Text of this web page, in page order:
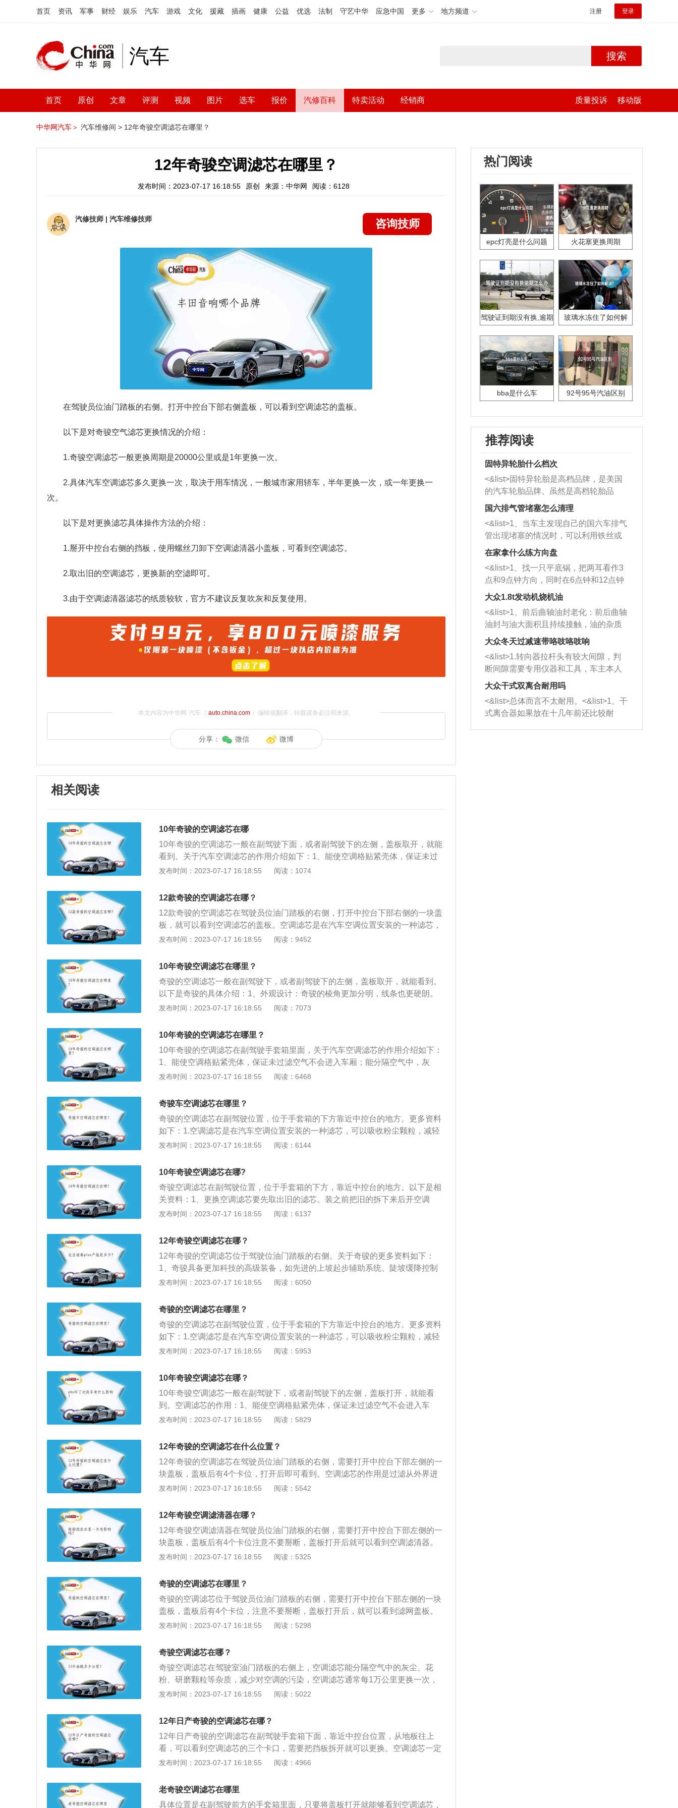
首页 资讯 军事 财经 娱乐 汽车 游戏 文化 援藏 插画 健康 公益 优选 法制 守艺中华 应急中国 更多 地方频道 注册 登录
汽车 搜索
首页 原创 文章 评测 视频 图片 选车 报价 汽修百科 特卖活动 经销商 质量投诉 移动版
中华网汽车＞ 汽车维修间 > 12年奇骏空调滤芯在哪里？
12年奇骏空调滤芯在哪里？
发布时间：2023-07-17 16:18:55 原创 来源：中华网 阅读：6128
汽修技师 | 汽车维修技师 咨询技师
在驾驶员位油门踏板的右侧。打开中控台下部右侧盖板，可以看到空调滤芯的盖板。
以下是对奇骏空气滤芯更换情况的介绍：
1.奇骏空调滤芯一般更换周期是20000公里或是1年更换一次。
2.具体汽车空调滤芯多久更换一次，取决于用车情况，一般城市家用轿车，半年更换一次，或一年更换一
次。
以下是对更换滤芯具体操作方法的介绍：
1.掰开中控台右侧的挡板，使用螺丝刀卸下空调滤清器小盖板，可看到空调滤芯。
2.取出旧的空调滤芯，更换新的空滤即可。
3.由于空调滤清器滤芯的纸质较软，官方不建议反复吹灰和反复使用。
本文内容为中华网·汽车（ auto.china.com）编辑或翻译，转载请务必注明来源。
分享： 微信 微博
相关阅读
10年奇骏的空调滤芯在哪
10年奇骏的空调滤芯一般在副驾驶下面，或者副驾驶下的左侧，盖板取开，就能
看到。关于汽车空调滤芯的作用介绍如下：1、能使空调格贴紧壳体，保证未过
滤空气不会进入车厢；能分隔空气中，灰尘、花粉、研磨颗粒等固体杂质；能吸
的吸附水份。2、能使汽车玻璃不会蒙上水蒸气、使司乘人员视线清晰，行车安
强效杀菌除臭。3、能保证驾乘室空气清洁而不滋生细菌，创造健康环境；能有
效分隔空气中，灰尘、芯粉、研磨颗粒等固体杂质；能有效拦截花粉，保证司乘
人员不会影响行车安全。
发布时间：2023-07-17 16:18:55 阅读：1074
12款奇骏的空调滤芯在哪？
12款奇骏的空调滤芯在驾驶员位油门踏板的右侧，打开中控台下部右侧的一块盖
板，就可以看到空调滤芯的盖板。空调滤芯是在汽车空调位置安装的一种滤芯，
可以吸收粉尘颗粒，减轻呼吸道疼痛，减少对过敏者的刺激，保护空调冷却系
m、1685mm，轴距为2630mm。配置方面，该车搭载了AVM全景式监控影像系
时辅助驾驶员安心驾驶的功能。
发布时间：2023-07-17 16:18:55 阅读：9452
10年奇骏空调滤芯在哪里？
奇骏的空调滤芯一般在副驾驶下，或者副驾驶下的左侧，盖板取开，就能看到。
以下是奇骏的具体介绍：1、外观设计：奇骏的棱角更加分明，线条也更硬朗。
采用了最新家族式前脸造型设计，前进气格栅与大灯的一体式设计整体感极强，
条也十分犀利，整个车头看起来霸气十足。2、内饰方面：、奇骏整体看上去也
感。
发布时间：2023-07-17 16:18:55 阅读：7073
10年奇骏的空调滤芯在哪里？
10年奇骏的空调滤芯在副驾驶手套箱里面，关于汽车空调滤芯的作用介绍如下：
1、能使空调格贴紧壳体，保证未过滤空气不会进入车厢；能分隔空气中，灰
尘、花粉、研磨颗粒等固体杂质；能吸附空气中，水份、煤烟、臭氧、异味、碳
水蒸气、使司乘人员视线清晰，行车安全；能给驾乘室提供新鲜空气，避免驾乘
洁而不滋生细菌，创造健康环境；能有效分隔空气中，灰尘、芯粉、研磨颗粒等
固体杂质；能有效拦截花粉，保证司乘人员不会过敏反应而影响行车安全。
发布时间：2023-07-17 16:18:55 阅读：6468
奇骏车空调滤芯在哪里？
奇骏的空调滤芯在副驾驶位置，位于手套箱的下方靠近中控台的地方。更多资料
如下：1.空调滤芯是在汽车空调位置安装的一种滤芯，可以吸收粉尘颗粒，减轻
呼吸道疼痛，减少对过敏者的刺激，保护空调冷却系统。2.奇骏是东风日产推出
车从头灯到尾灯贯穿车身的腰线，给人一种流畅的质感。整车内外部接缝均匀，
感与优雅感兼具。
发布时间：2023-07-17 16:18:55 阅读：6144
10年奇骏空调滤芯在哪?
奇骏空调滤芯在副驾驶位置，位于手套箱的下方，靠近中控台的地方。以下是相
关资料：1、更换空调滤芯要先取出旧的滤芯。装之前把旧的拆下来后开空调
冷、热大风各吹3分钟，然后将新买的装上去，黑色带活性炭的那面靠近驾驶
口附近，也就是鼓风机后方，是用于过滤室内或室外的进气质量。而对于空气滤
发动机空气滤芯更换周期是根据空气质量和公里数进行更换，而对于空调滤芯更
换周期则是一年或2万公里。
发布时间：2023-07-17 16:18:55 阅读：6137
12年奇骏空调滤芯在哪？
12年奇骏的空调滤芯位于驾驶位油门踏板的右侧。关于奇骏的更多资料如下：
1、奇骏具备更加科技的高级装备，如先进的上坡起步辅助系统、陡坡缓降控制
系统、电子制动差速锁(B-LSD)以及偏航瞬时控制系统、车身动态平衡系统(VD
第一代车型使用的连杆支柱结构，操控性有了明显的提升。
发布时间：2023-07-17 16:18:55 阅读：6050
奇骏的空调滤芯在哪里？
奇骏的空调滤芯在副驾驶位置，位于手套箱的下方靠近中控台的地方。更多资料
如下：1.空调滤芯是在汽车空调位置安装的一种滤芯，可以吸收粉尘颗粒，减轻
呼吸道疼痛，减少对过敏者的刺激，保护空调冷却系统。2.奇骏是东风日产推出
车从头灯到尾灯贯穿车身的腰线，给人一种流畅的质感。整车内外部接缝均匀，
感与优雅感兼具。
发布时间：2023-07-17 16:18:55 阅读：5953
10年奇骏空调滤芯在哪？
10年奇骏空调滤芯一般在副驾驶下，或者副驾驶下的左侧，盖板打开，就能看
到。空调滤芯的作用：1、能使空调格贴紧壳体，保证未过滤空气不会进入车
厢；2、能分隔空气中灰尘、花粉、研磨颗粒等固体杂质；3、能吸附空气中水
前脸造型设计，前进气格栅与大灯的一体式设计整体感极强，保险杠的线条更为
锋利，整体感极强。10年奇骏的雾灯采用了方形雾灯，且四周的线条也十分犀
利，整个车头看起来霸气十足。动力方面，10年奇骏共有两款动力可选，分别是
2.0L和2.5L发动机的动力系统，其中2.0L发动机最大功率154马力，最大扭矩204
牛米，匹配CVT变速箱。
发布时间：2023-07-17 16:18:55 阅读：5829
12年奇骏的空调滤芯在什么位置？
12年奇骏的空调滤芯在驾驶员位油门踏板的右侧，需要打开中控台下部左侧的一
块盖板，盖板后有4个卡位，打开后即可看到。空调滤芯的作用是过滤从外界进
入车厢内部的空气，使空气的洁净度提高，给车内乘用人员良好的空气环境，保
宽高分别为4675mm、1820mm、1722mm，轴距是2706mm。该车搭载了2.0l自
发布时间：2023-07-17 16:18:55 阅读：5542
12年奇骏空调滤清器在哪？
12年奇骏空调滤清器在驾驶员位油门踏板的右侧，需要打开中控台下部左侧的一
块盖板，盖板后有4个卡位注意不要掰断，盖板打开后就可以看到空调滤清器。
空调滤清器俗称花粉滤清器，作用是过滤从外界进入车厢内部的空气使空气的洁
面，这款车的长宽高分别为4675mm、1820mm、1722mm，轴距是2706mm。2
194牛米。
发布时间：2023-07-17 16:18:55 阅读：5325
奇骏的空调滤芯在哪里？
奇骏的空调滤芯位于驾驶员位油门踏板的右侧，需要打开中控台下部左侧的一块
盖板，盖板后有4个卡位，注意不要掰断，盖板打开后，就可以看到滤网盖板。
车身尺寸方面，奇骏的长宽高分别为4675毫米、1820毫米、1722毫米，轴距为2
遥控钥匙系统、智能语音导航系统、ascd定速巡航系统、倒车影像、侧可视系
器等先进技术。
发布时间：2023-07-17 16:18:55 阅读：5298
奇骏空调滤芯在哪？
奇骏空调滤芯在驾驶室油门踏板的右侧上，空调滤芯能分隔空气中的灰尘、花
粉、研磨颗粒等杂质，减少对空调的污染，空调滤芯通常每1万公里更换一次，
经常行驶乡间道路的建议一年更换两次，空调滤芯使用一段时间后，滤芯内的活
别为4675mm、1820mm、1722mm。配置方面，这款车配备了智能遥控钥匙系
发布时间：2023-07-17 16:18:55 阅读：5022
12年日产奇骏的空调滤芯在哪？
12年日产奇骏的空调滤芯在副驾驶手套箱下面，靠近中控台位置，从地板往上
看，可以看到空调滤芯的三个卡口，需要把挡板拆开就可以更换。空调滤芯一定
要定期更换，而且更换时要对空调系统进行清洗消毒，否则使用时间长了很滋生
凑型suv，符合一辆b级车的标准。12年日产奇骏的长度4675毫米、宽度1820毫
发布时间：2023-07-17 16:18:55 阅读：4966
老奇骏空调滤芯在哪里
具体位置是在副驾驶前方的手套箱里面，只要将盖板打开就能够看到空调滤芯，
热门阅读
epc灯亮是什么问题 火花塞更换周期
驾驶证到期没有换,逾期
玻璃水冻住了如何解
bba是什么车 92号95号汽油区别
推荐阅读
固特异轮胎什么档次
<&list>固特异轮胎是高档品牌，是美国
的汽车轮胎品牌。虽然是高档轮胎品
牌，但是中高低端的轮胎都有生产，这
也是为了更好的开拓市场。
国六排气管堵塞怎么清理
<&list>1、当车主发现自己的国六车排气
管出现堵塞的情况时，可以利用铁丝或
者是细棍，直接将杂物给取出来，如果
堵塞情况比较严重，也可以采取应急措
施。 <&list>2、直接利用木棍将所有的
杂物推到排气管里面的位置处，然后将
三元催化器拆解开，就可以将堵塞的东
西取出来。但如果是因为积碳过多引起
的堵塞，就需要将三元催化器泡在草酸
洗剂对堵塞的情况得到解决，将清洗剂
放在燃油箱中，与燃油混合后，车辆启
动时，就可以和汽油一起进入到燃烧
室，最后形成废气排出，就可以让三元
催化器得到清洗，排气管堵塞的情况就
能够得到解决。
在家拿什么练方向盘
<&list>1、找一只平底锅，把两耳看作3
点和9点钟方向，同时在6点钟和12点钟
方向做一个标记。 <&list>2、双手握住
一圈半的练习，往右同样也要打相同的
圈数。 <&list>3、最后强调要反复练
习，这样就可以形成肌肉记忆，在真实
驾驶车辆时，不需要记忆也能打好方
向。
大众1.8t发动机烧机油
<&list>1、前后曲轴油封老化：前后曲轴
油封与油大面积且持续接触，油的杂质
和发动机内持续温度变化使其密封效果
逐渐减弱，导致渗油或漏油。<&list>2、
活塞间隙过大：积碳会使活塞环与缸体
的间隙扩大，导致机油流入燃烧室中，
造成烧机油。<&list>3、机油粘度。使用
机油粘度过小的话，同样会有烧机油现
象，机油粘度过小具有很好的流动性，
大众冬天过减速带咯吱咯吱响
<&list>1.转向器拉杆头有较大间隙，判
断间隙需要专用仪器和工具，车主本人
无法制作，需要将车辆送到修理厂或4s
店；<&list>2.车辆半轴套管防尘罩破
裂，破裂后会出现漏油现象，使半轴磨
损严重，磨损的半轴容易损坏，产生异
响；<&list>3.稳定器的转向胶套和球头
大众干式双离合耐用吗
<&list>总体而言不太耐用。<&list>1、干
式离合器如果放在十几年前还比较耐